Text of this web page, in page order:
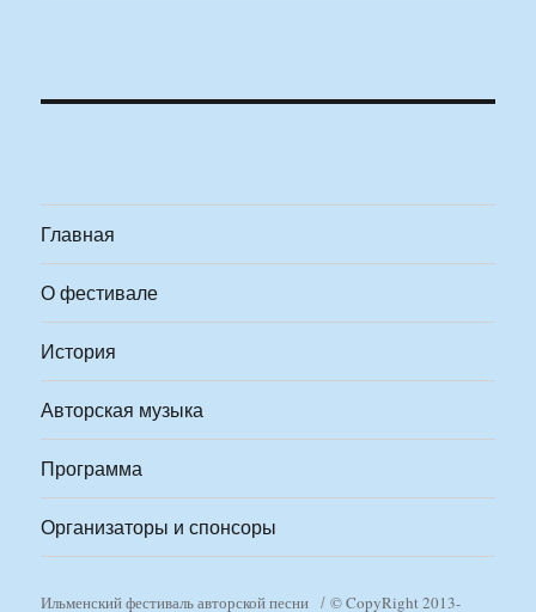
Главная
О фестивале
История
Авторская музыка
Программа
Организаторы и спонсоры
Ильменский фестиваль авторской песни © CopyRight 2013-